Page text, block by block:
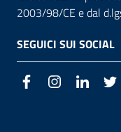
2003/98/CE e dal
SEGUICI SUI SOCIAL
FacebookInstagram